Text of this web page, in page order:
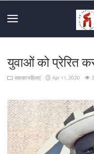
Home
Us
Mission
&
Vision
युवाओं को प्रेरित
सशक्त महिलाएं Apr 11, 2020